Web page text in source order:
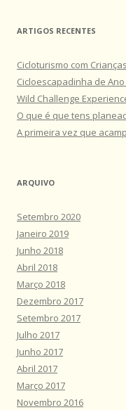
ARTIGOS RECENTES
Cicloturismo com
Cicloescapadinha de
Wild Challenge
O que é que tens
A primeira vez que
ARQUIVO
Setembro 2020
Janeiro 2019
Junho 2018
Abril 2018
Março 2018
Dezembro 2017
Setembro 2017
Julho 2017
Junho 2017
Abril 2017
Março 2017
Novembro 2016